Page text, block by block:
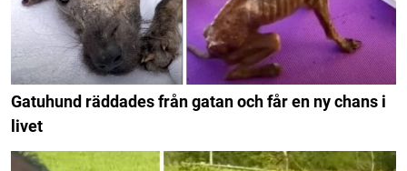
Gatuhund räddades från gatan och får en ny chans i
livet